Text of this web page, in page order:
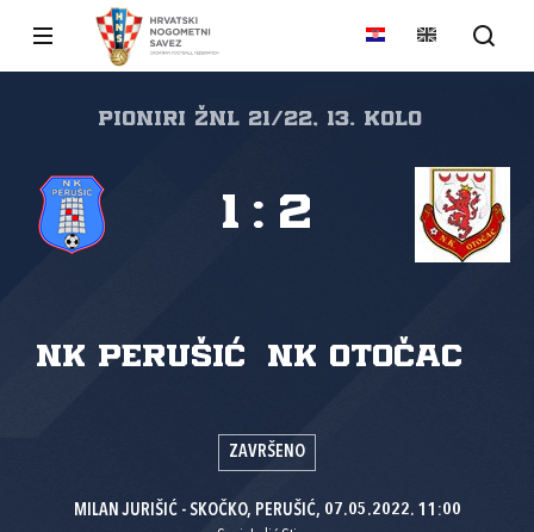
PIONIRI ŽNL 21/22, 13. kolo
NK Perušić NK Otočac
1 : 2
ZAVRŠENO
MILAN JURIŠIĆ - SKOČKO, PERUŠIĆ, 07.05.2022. 11:00